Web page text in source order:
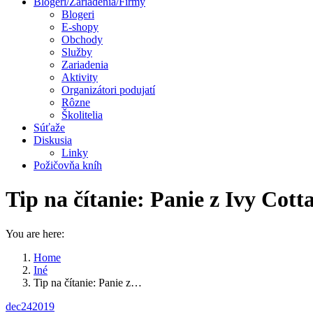
Blogeri
E-shopy
Obchody
Služby
Zariadenia
Aktivity
Organizátori podujatí
Rôzne
Školitelia
Súťaže
Diskusia
Linky
Požičovňa kníh
Tip na čítanie: Panie z Ivy
You are here:
Home
Iné
Tip na čítanie: Panie z…
dec242019